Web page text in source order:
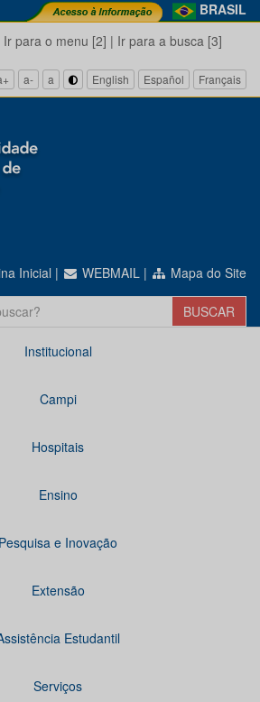
BRASIL
Ir para o menu [2] | Ir para a busca [3]
a- a English Español Français
Inicial | WEBMAIL | Mapa do Site
Institucional
Campi
Hospitais
Ensino
Pesquisa e Inovação
Extensão
Estudantil
Serviços